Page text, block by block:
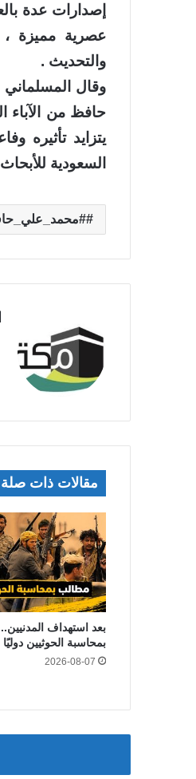
إصدارات عدة
عصرية مميزة ،
والتحديث .
وقال المسلماني
حافظ من الآباء
يتزايد تأثيره
السعودية
مقالات ذات صلة
بعد استهداف
بمحاسبة الحوثيين دوليًا
2026-08-07